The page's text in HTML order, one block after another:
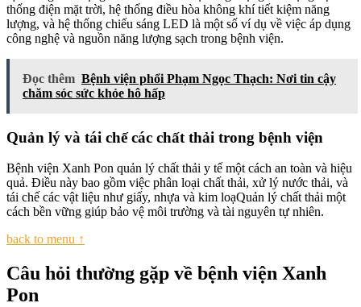
thống điện mặt trời, hệ thống điều hòa không khí tiết kiệm năng
lượng, và hệ thống chiếu sáng LED là một số ví dụ về việc áp dụng
công nghệ và nguồn năng lượng sạch trong bệnh viện.
Đọc thêm Bệnh viện phổi Phạm Ngọc Thạch: Nơi tin cậy
chăm sóc sức khỏe hô hấp
Quản lý và tái chế các chất thải trong bệnh viện
Bệnh viện Xanh Pon quản lý chất thải y tế một cách an toàn và hiệu
quả. Điều này bao gồm việc phân loại chất thải, xử lý nước thải, và
tái chế các vật liệu như giấy, nhựa và kim loạQuản lý chất thải một
cách bền vững giúp bảo vệ môi trường và tài nguyên tự nhiên.
back to menu ↑
Câu hỏi thường gặp về bệnh viện Xanh
Pon